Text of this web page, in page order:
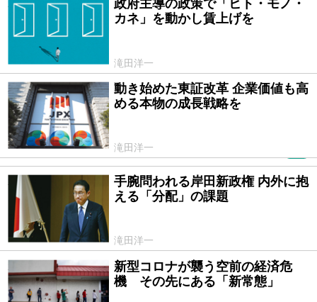
2022/10/21
政府主導の政策で「ヒト・モノ・
カネ」を動かし賃上げを
滝田洋一
2022/02/21
動き始めた東証改革 企業価値も高
める本物の成長戦略を
滝田洋一
2021/10/18
手腕問われる岸田新政権 内外に抱
える「分配」の課題
滝田洋一
2020/04/28
新型コロナが襲う空前の経済危
機 その先にある「新常態」